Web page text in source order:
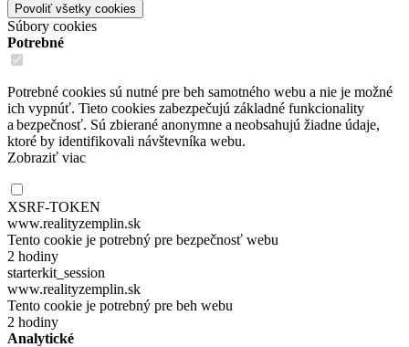
Povoliť všetky cookies
Súbory cookies
Potrebné
Potrebné cookies sú nutné pre beh samotného webu a nie je možné
ich vypnúť. Tieto cookies zabezpečujú základné funkcionality
a bezpečnosť. Sú zbierané anonymne a neobsahujú žiadne údaje,
ktoré by identifikovali návštevníka webu.
Zobraziť viac
XSRF-TOKEN
www.realityzemplin.sk
Tento cookie je potrebný pre bezpečnosť webu
2 hodiny
starterkit_session
www.realityzemplin.sk
Tento cookie je potrebný pre beh webu
2 hodiny
Analytické